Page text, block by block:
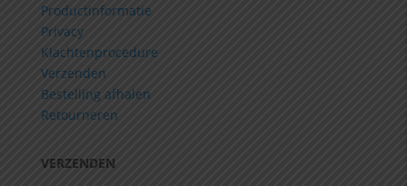
Productinformatie
Privacy
Klachtenprocedure
Verzenden
Bestelling afhalen
Retourneren
VERZENDEN